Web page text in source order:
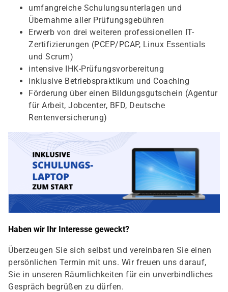
umfangreiche Schulungsunterlagen und
Übernahme aller Prüfungsgebühren
Erwerb von drei weiteren professionellen IT-
Zertifizierungen (PCEP/PCAP, Linux Essentials
und Scrum)
intensive IHK-Prüfungsvorbereitung
inklusive Betriebspraktikum und Coaching
Förderung über einen Bildungsgutschein (Agentur
für Arbeit, Jobcenter, BFD, Deutsche
Rentenversicherung)
Haben wir Ihr Interesse geweckt?
Überzeugen Sie sich selbst und vereinbaren Sie einen
persönlichen Termin mit uns. Wir freuen uns darauf,
Sie in unseren Räumlichkeiten für ein unverbindliches
Gespräch begrüßen zu dürfen.